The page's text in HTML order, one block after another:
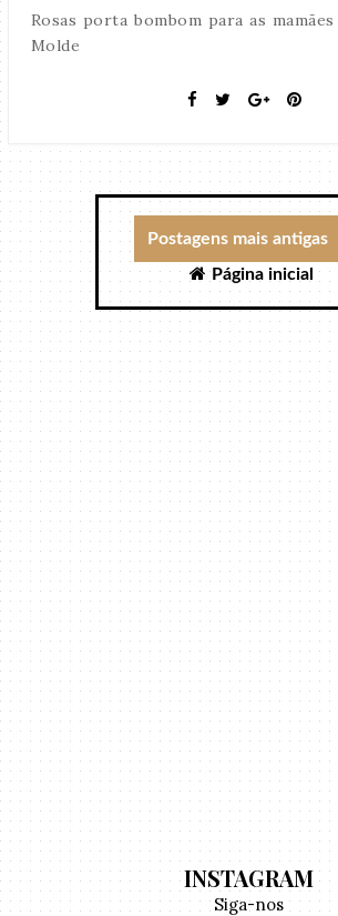
Rosas porta bombom para as
Molde
Postagens mais antigas
Página inicial
INSTAGRAM
Siga-nos